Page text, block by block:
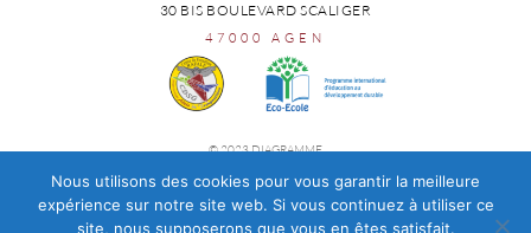
30 BIS BOULEVARD SCALIGER
47000 AGEN
© 2023 DIAGRAMME
Nous utilisons des cookies pour vous garantir la meilleure
expérience sur notre site web. Si vous continuez à utiliser ce
site, nous supposerons que vous en êtes satisfait.